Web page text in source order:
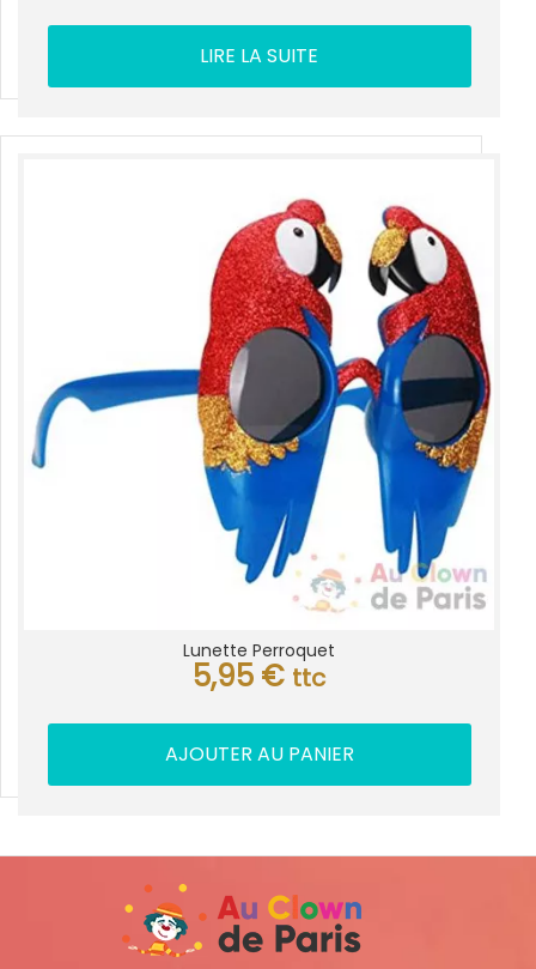
LIRE LA SUITE
Lunette Perroquet
5,95 € ttc
AJOUTER AU PANIER